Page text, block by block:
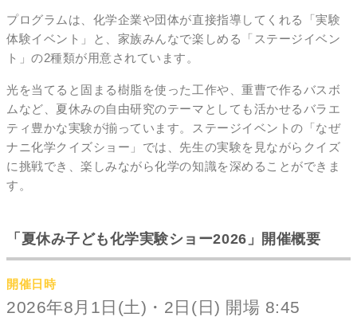
プログラムは、化学企業や団体が直接指導してくれる「実験
体験イベント」と、家族みんなで楽しめる「ステージイベン
ト」の2種類が用意されています。
光を当てると固まる樹脂を使った工作や、重曹で作るバスボ
ムなど、夏休みの自由研究のテーマとしても活かせるバラエ
ティ豊かな実験が揃っています。ステージイベントの「なぜ
ナニ化学クイズショー」では、先生の実験を見ながらクイズ
に挑戦でき、楽しみながら化学の知識を深めることができま
す。
「夏休み子ども化学実験ショー2026」開催概要
開催日時
2026年8月1日(土)・2日(日) 開場 8:45